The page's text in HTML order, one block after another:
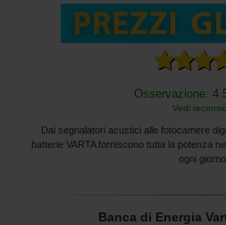
Osservazione:
Vedi
Dai segnalatori acustici alle fotocamere
batterie VARTA forniscono tutta la potenza
ogni giorno.
Banca di Energia